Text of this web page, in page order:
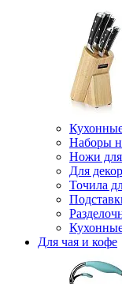
Наборы
Ножи
Для
Точила
Для чая и кофе